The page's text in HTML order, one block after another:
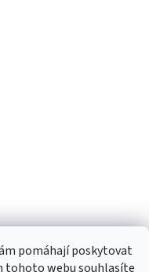
pomáhají poskytovat
tohoto webu souhlasíte